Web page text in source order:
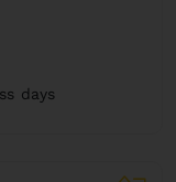
days